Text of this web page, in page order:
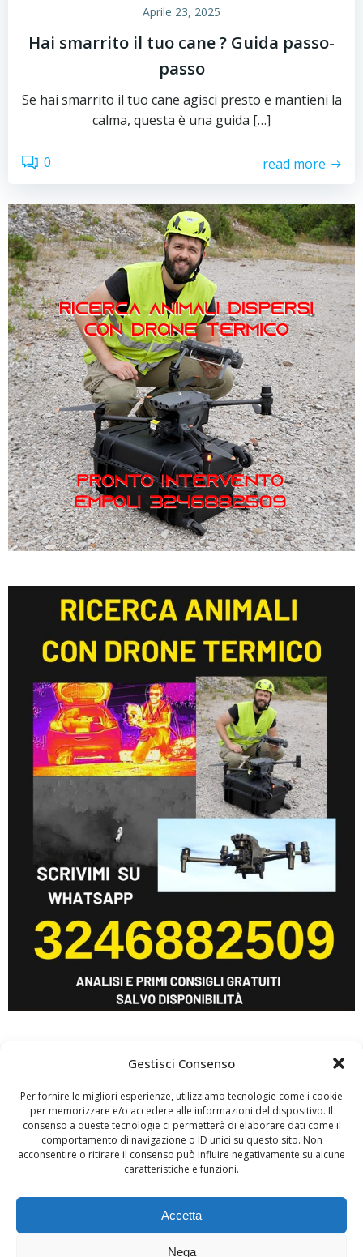
Gestisci Consenso
Per fornire le migliori esperienze, utilizziamo tecnologie come i cookie
per memorizzare e/o accedere alle informazioni del dispositivo. Il
consenso a queste tecnologie ci permetterà di elaborare dati come il
comportamento di navigazione o ID unici su questo sito. Non
acconsentire o ritirare il consenso può influire negativamente su alcune
caratteristiche e funzioni.
Accetta
Nega
Aprile 23, 2025
Hai smarrito il tuo cane ? Guida passo-
passo
Se hai smarrito il tuo cane agisci presto e mantieni la
calma, questa è una guida […]
0 read more
@2025 Simone Bergamasco - Ricerca animali smarriti
Dallalto production di Simone Bergamasco
P.iva 07070930487